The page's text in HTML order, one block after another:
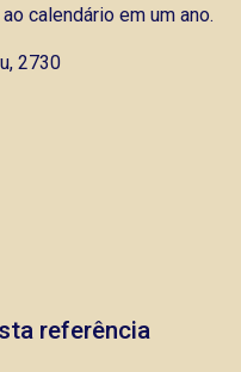
calendário em um ano.
2730
referência